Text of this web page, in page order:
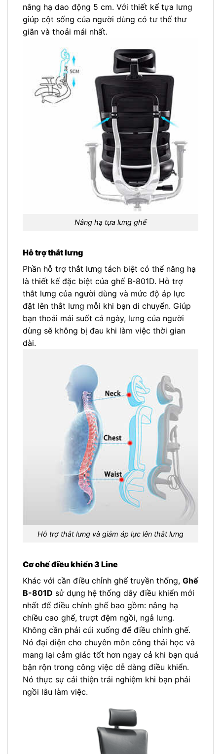
nâng hạ dao động 5 cm. Với thiết kế tựa lưng
giúp cột sống của người dùng có tư thế thư
giãn và thoải mái nhất.
Nâng hạ tựa lưng ghế
Hỗ trợ thắt lưng
Phần hỗ trợ thắt lưng tách biệt có thể nâng hạ
là thiết kế đặc biệt của ghế B-801D. Hỗ trợ
thắt lưng của người dùng và mức độ áp lực
đặt lên thắt lưng mỗi khi bạn di chuyển. Giúp
bạn thoải mái suốt cả ngày, lưng của người
dùng sẽ không bị đau khi làm việc thời gian
dài.
Hỗ trợ thắt lưng và giảm áp lực lên thắt lưng
Cơ chế điều khiển 3 Line
Khác với cần điều chỉnh ghế truyền thống, Ghế
B-801D sử dụng hệ thống dây điều khiển mới
nhất để điều chỉnh ghế bao gồm: nâng hạ
chiều cao ghế, trượt đệm ngồi, ngả lưng.
Không cần phải cúi xuống để điều chỉnh ghế.
Nó đại diện cho chuyên môn công thái học và
mang lại cảm giác tốt hơn ngay cả khi bạn quá
bận rộn trong công việc dễ dàng điều khiển.
Nó thực sự cải thiện trải nghiệm khi bạn phải
ngồi lâu làm việc.